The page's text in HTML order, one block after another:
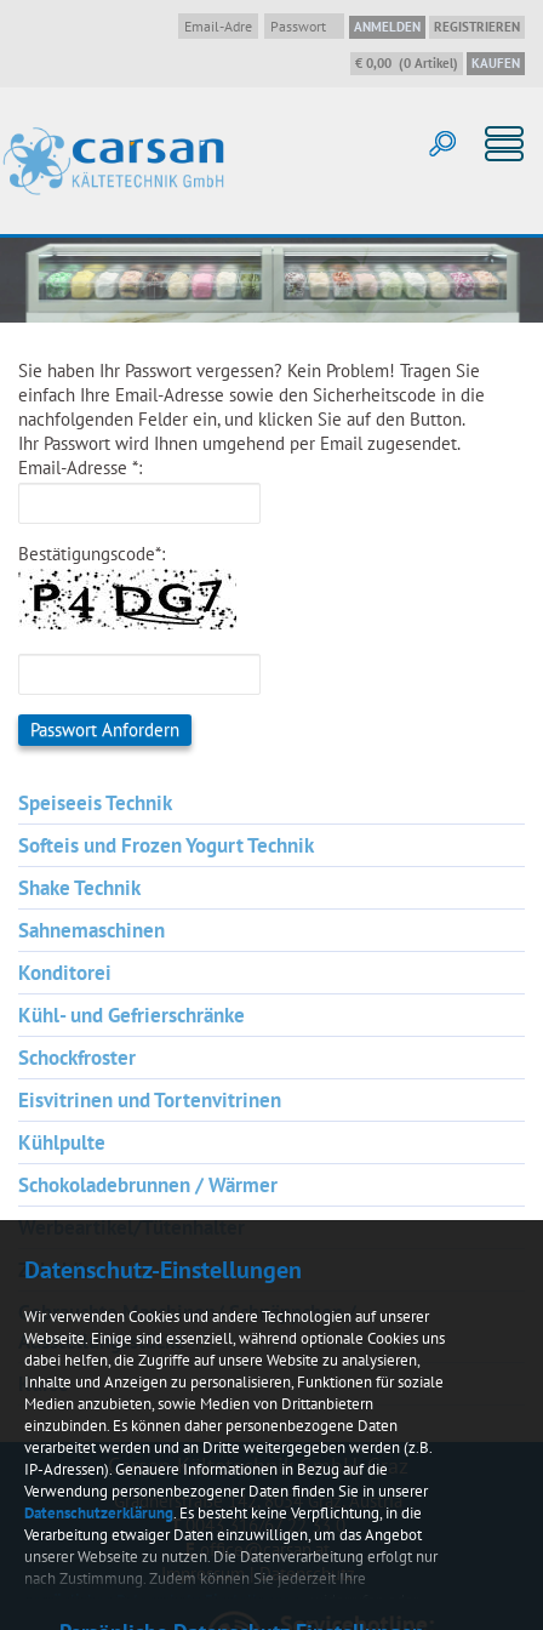
ANMELDEN REGISTRIEREN
€ 0,00 (0 Artikel) KAUFEN
Sie haben Ihr Passwort vergessen? Kein Problem! Tragen Sie
einfach Ihre Email-Adresse sowie den Sicherheitscode in die
nachfolgenden Felder ein, und klicken Sie auf den Button.
Ihr Passwort wird Ihnen umgehend per Email zugesendet.
Email-Adresse *:
Bestätigungscode*:
Passwort Anfordern
Speiseeis Technik
Softeis und Frozen Yogurt Technik
Shake Technik
Sahnemaschinen
Konditorei
Kühl- und Gefrierschränke
Schockfroster
Eisvitrinen und Tortenvitrinen
Kühlpulte
Schokoladebrunnen / Wärmer
Werbeartikel/Tütenhalter
Zubehör
Gebrauchte Maschinen/ Schnäppchen /
Ausstellungsstücke
Kurse
Carsan Kältetechnik GmbH, Graz
Gradnerstraße 142, 8054 Graz, Austria
T 0043 316/67 22 33 0
E office@carsan.at
Impressum|Datenschutz
Datenschutz-Einstellungen
Wir verwenden Cookies und andere Technologien auf unserer
Webseite. Einige sind essenziell, während optionale Cookies uns
dabei helfen, die Zugriffe auf unsere Website zu analysieren,
Inhalte und Anzeigen zu personalisieren, Funktionen für soziale
Medien anzubieten, sowie Medien von Drittanbietern
einzubinden. Es können daher personenbezogene Daten
verarbeitet werden und an Dritte weitergegeben werden (z.B.
IP-Adressen). Genauere Informationen in Bezug auf die
Verwendung personenbezogener Daten finden Sie in unserer
Datenschutzerklärung. Es besteht keine Verpflichtung, in die
Verarbeitung etwaiger Daten einzuwilligen, um das Angebot
unserer Webseite zu nutzen. Die Datenverarbeitung erfolgt nur
nach Zustimmung. Zudem können Sie jederzeit Ihre
anpassen.